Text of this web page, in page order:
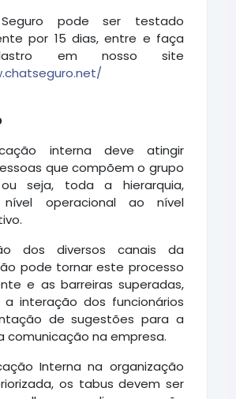
pode ser testado
por 15 dias, entre e faça
em nosso site
interna deve atingir
que compõem o grupo
ou seja, toda a hierarquia,
operacional ao nível
dos diversos canais da
pode tornar este processo
e as barreiras superadas,
a interação dos funcionários
de sugestões para a
comunicação na empresa.
Interna na organização
os tabus devem ser